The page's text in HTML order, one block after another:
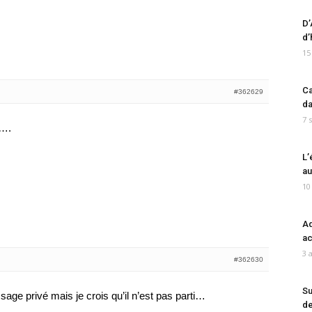
#362629
#362630
privé mais je crois qu’il n’est pas parti…
7
3